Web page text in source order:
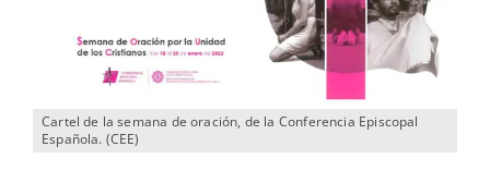
Cartel de la semana de oración, de la Conferencia Episcopal
Española. (CEE)